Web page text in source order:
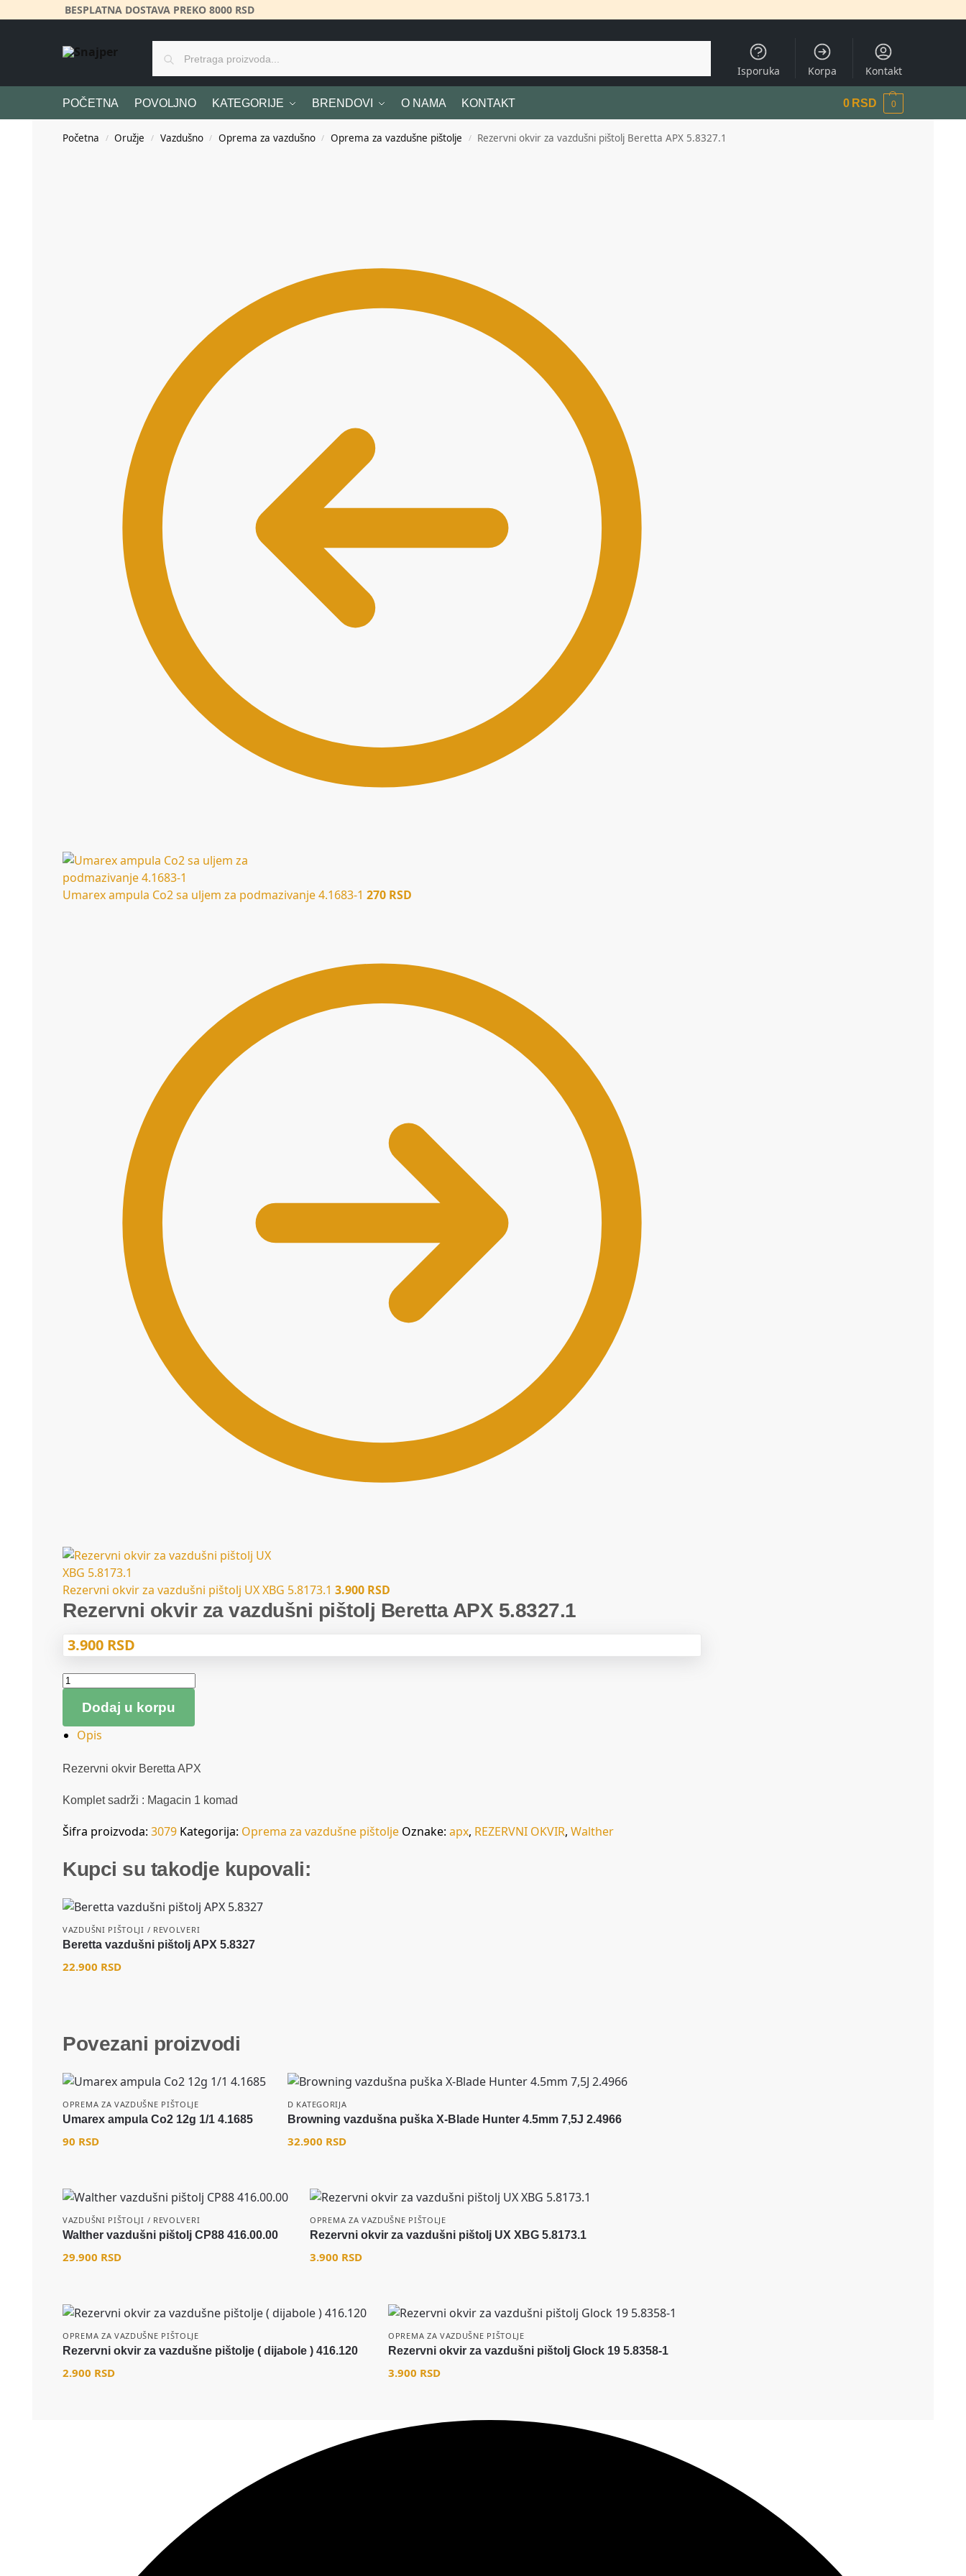
BESPLATNA DOSTAVA PREKO 8000 RSD
Isporuka Korpa Kontakt
POČETNA POVOLJNO KATEGORIJE BRENDOVI O NAMA KONTAKT 0 RSD 0
Početna / Oružje / Vazdušno / Oprema za vazdušno / Oprema za vazdušne pištolje / Rezervni okvir za vazdušni pištolj Beretta APX 5.8327.1
Umarex ampula Co2 sa uljem za podmazivanje 4.1683-1 270 RSD
Rezervni okvir za vazdušni pištolj UX XBG 5.8173.1 3.900 RSD
Rezervni okvir za vazdušni pištolj Beretta APX 5.8327.1
3.900 RSD
Dodaj u korpu
Opis
Rezervni okvir Beretta APX
Komplet sadrži : Magacin 1 komad
Šifra proizvoda: 3079 Kategorija: Oprema za vazdušne pištolje Oznake: apx, REZERVNI OKVIR, Walther
Kupci su takodje kupovali:
VAZDUŠNI PIŠTOLJI / REVOLVERI
Beretta vazdušni pištolj APX 5.8327
22.900 RSD
Povezani proizvodi
OPREMA ZA VAZDUŠNE PIŠTOLJE
Umarex ampula Co2 12g 1/1 4.1685
90 RSD
D KATEGORIJA
Browning vazdušna puška X-Blade Hunter 4.5mm 7,5J 2.4966
32.900 RSD
VAZDUŠNI PIŠTOLJI / REVOLVERI
Walther vazdušni pištolj CP88 416.00.00
29.900 RSD
OPREMA ZA VAZDUŠNE PIŠTOLJE
Rezervni okvir za vazdušni pištolj UX XBG 5.8173.1
3.900 RSD
OPREMA ZA VAZDUŠNE PIŠTOLJE
Rezervni okvir za vazdušne pištolje ( dijabole ) 416.120
2.900 RSD
OPREMA ZA VAZDUŠNE PIŠTOLJE
Rezervni okvir za vazdušni pištolj Glock 19 5.8358-1
3.900 RSD